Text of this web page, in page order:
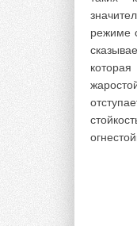
режиме
воды.